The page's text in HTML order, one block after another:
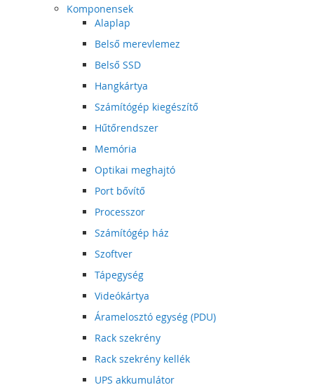
Komponensek
Alaplap
Belső merevlemez
Belső SSD
Hangkártya
Számítógép kiegészítő
Hűtőrendszer
Memória
Optikai meghajtó
Port bővítő
Processzor
Számítógép ház
Szoftver
Tápegység
Videókártya
Áramelosztó egység (PDU)
Rack szekrény
Rack szekrény kellék
UPS akkumulátor